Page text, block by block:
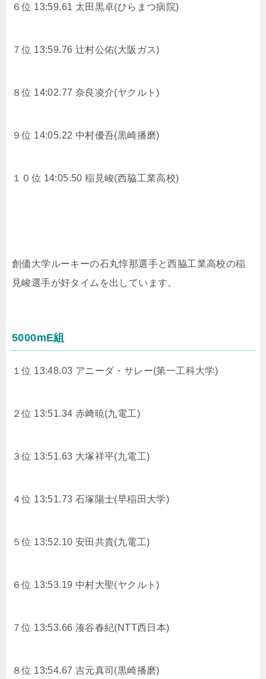
６位 13:59.61 太田黒卓(ひらまつ病院)
７位 13:59.76 辻村公佑(大阪ガス)
８位 14:02.77 奈良凌介(ヤクルト)
９位 14:05.22 中村優吾(黒崎播磨)
１０位 14:05.50稲見峻(西脇工業高校)
創価大学ルーキーの石丸惇那選手と西脇工業高校の稲
見峻選手が好タイムを出しています。
5000mE組
１位 13:48.03 アニーダ・サレー(第一工科大学)
２位 13:51.34 赤﨑暁(九電工)
３位 13:51.63 大塚祥平(九電工)
４位 13:51.73 石塚陽士(早稲田大学)
５位 13:52.10 安田共貴(九電工)
６位 13:53.19 中村大聖(ヤクルト)
７位 13:53.66 湊谷春紀(NTT西日本)
８位 13:54.67 吉元真司(黒崎播磨)